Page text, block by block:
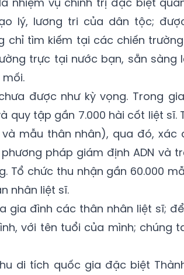
lý, lương tri của dân tộc;
chỉ tìm kiếm tại các chiến
trực tại nước bạn, sẵn sàng
được như kỳ vọng. Trong
quy tập gần 7.000 hài cốt liệt sĩ.
mẫu thân nhân), qua đó, xác
pháp giám định ADN và
Tổ chức thu nhận gần 60.000
nhân liệt sĩ.
gia đình các thân nhân liệt sĩ;
với tên tuổi của mình; chúng
di tích quốc gia đặc biệt